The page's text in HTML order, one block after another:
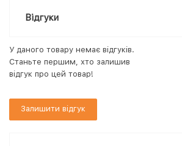
Відгуки
У даного товару немає відгуків.
Станьте першим, хто залишив
відгук про цей товар!
Залишити відгук